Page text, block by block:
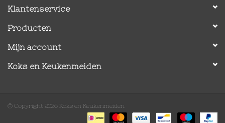
Klantenservice
Producten
Mijn account
Koks en Keukenmeiden
© Copyright 2026 Koks en Keukenmeiden